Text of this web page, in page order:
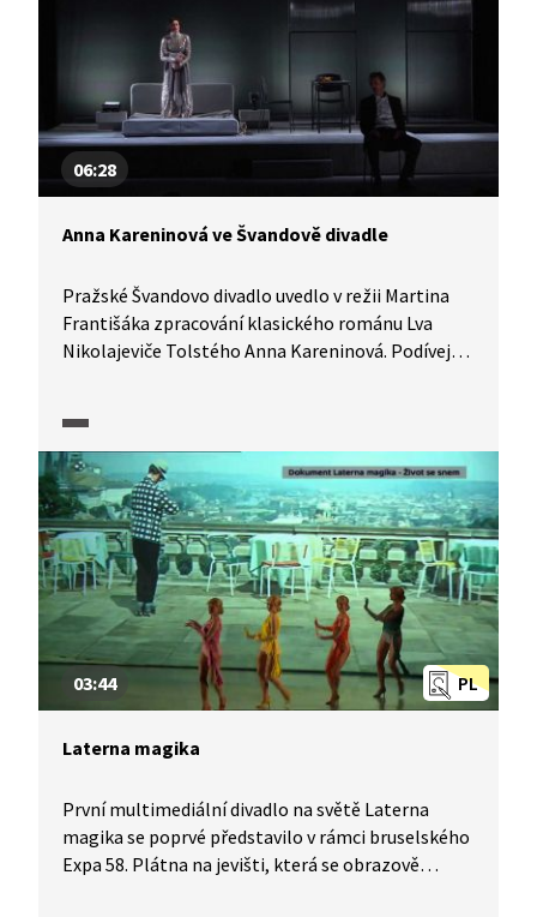
06:28
Anna Kareninová ve Švandově divadle
Pražské Švandovo divadlo uvedlo v režii Martina
Františáka zpracování klasického románu Lva
Nikolajeviče Tolstého Anna Kareninová. Podívejte
PL
03:44
Laterna magika
První multimediální divadlo na světě Laterna
magika se poprvé představilo v rámci bruselského
Expa 58. Plátna na jevišti, která se obrazově